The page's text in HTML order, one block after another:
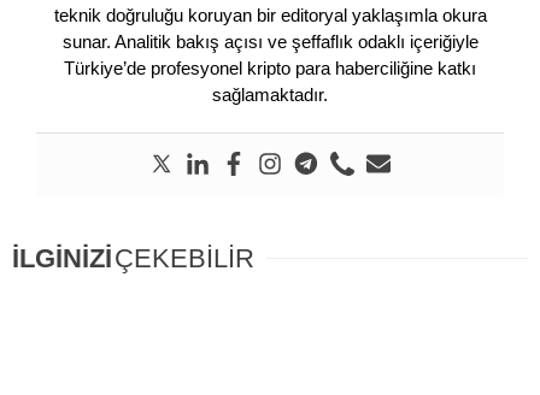
teknik doğruluğu koruyan bir editoryal yaklaşımla okura
sunar. Analitik bakış açısı ve şeffaflık odaklı içeriğiyle
Türkiye’de profesyonel kripto para haberciliğine katkı
sağlamaktadır.
İLGİNİZİÇEKEBİLİR